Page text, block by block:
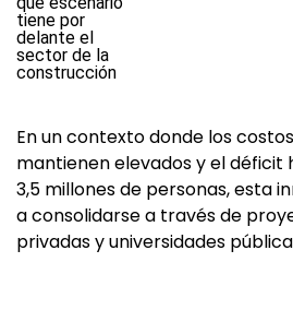
En un contexto donde los
mantienen elevados y el
3,5 millones de personas, esta
a consolidarse a través de
privadas y universidades